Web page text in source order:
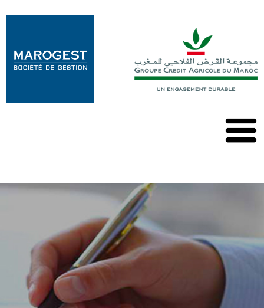
Marogest
Publications